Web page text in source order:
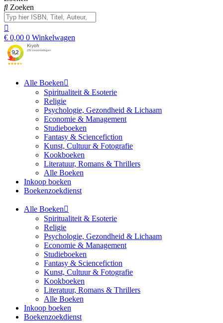
Zoeken
€ 0,00 0 Winkelwagen
Alle Boeken
Spiritualiteit & Esoterie
Religie
Psychologie, Gezondheid & Lichaam
Economie & Management
Studieboeken
Fantasy & Sciencefiction
Kunst, Cultuur & Fotografie
Kookboeken
Literatuur, Romans & Thrillers
Alle Boeken
Inkoop boeken
Boekenzoekdienst
Alle Boeken
Spiritualiteit & Esoterie
Religie
Psychologie, Gezondheid & Lichaam
Economie & Management
Studieboeken
Fantasy & Sciencefiction
Kunst, Cultuur & Fotografie
Kookboeken
Literatuur, Romans & Thrillers
Alle Boeken
Inkoop boeken
Boekenzoekdienst